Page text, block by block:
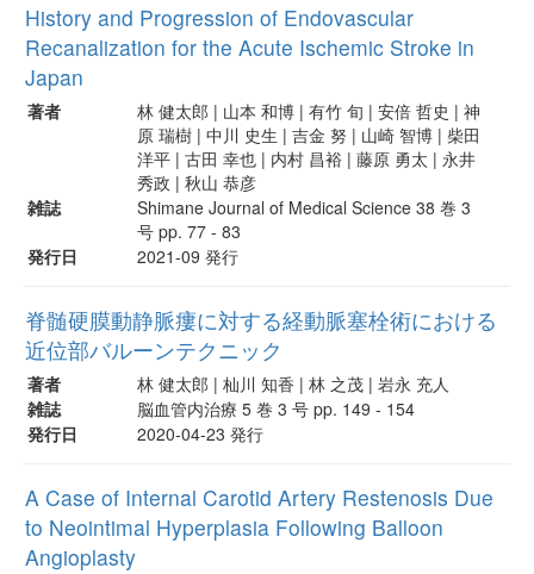
History and Progression of Endovascular
Recanalization for the Acute Ischemic Stroke in
Japan
著者
林 健太郎 | 山本 和博 | 有竹 旬 | 安倍 哲史 | 神
原 瑞樹 | 中川 史生 | 吉金 努 | 山崎 智博 | 柴田
洋平 | 古田 幸也 | 内村 昌裕 | 藤原 勇太 | 永井
秀政 | 秋山 恭彦
雑誌
Shimane Journal of Medical Science 38 巻 3
号 pp. 77 - 83
発行日
2021-09 発行
脊髄硬膜動静脈瘻に対する経動脈塞栓術における
近位部バルーンテクニック
著者
林 健太郎 | 杣川 知香 | 林 之茂 | 岩永 充人
雑誌
脳血管内治療 5 巻 3 号 pp. 149 - 154
発行日
2020-04-23 発行
A Case of Internal Carotid Artery Restenosis Due
to Neointimal Hyperplasia Following Balloon
Angioplasty